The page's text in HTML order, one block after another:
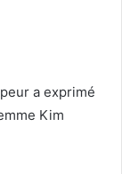
a exprimé
Kim